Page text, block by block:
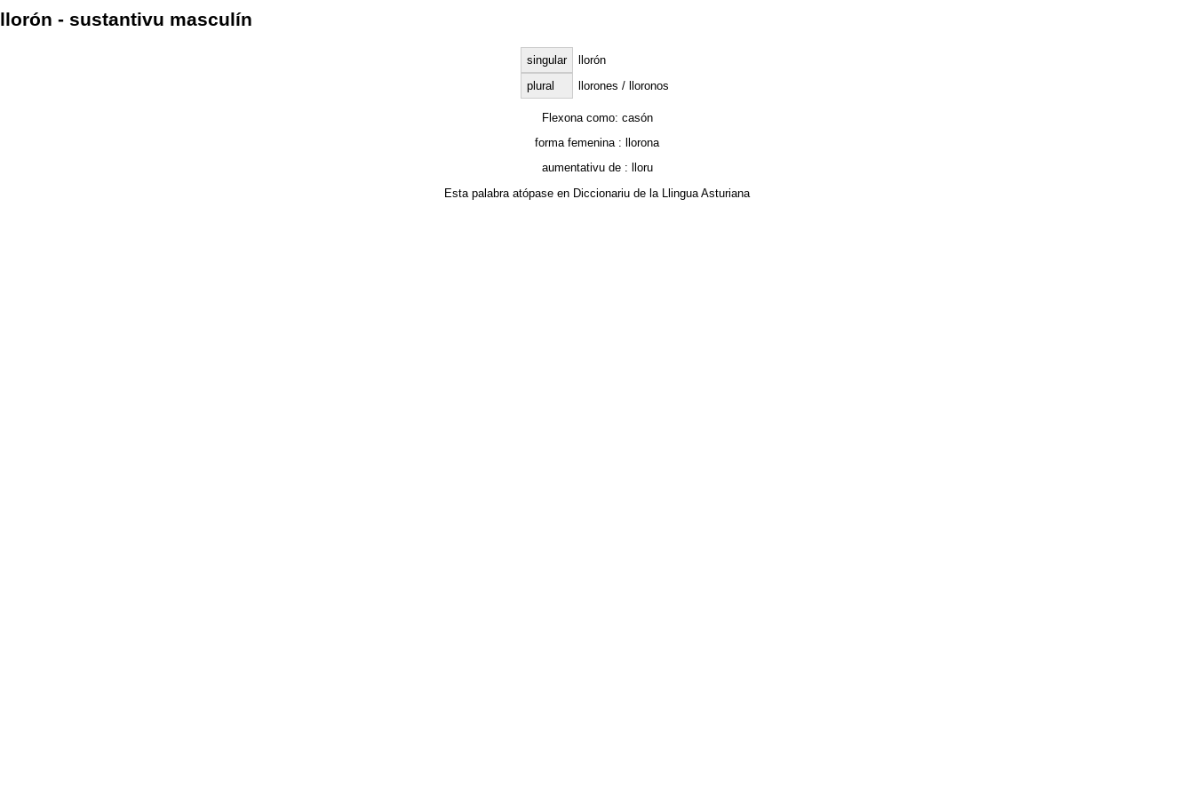
llorón - sustantivu masculín
singular
llorón
plural
llorones / lloronos
Flexona como: casón
forma femenina :
llorona
aumentativu de :
lloru
Esta palabra atópase en Diccionariu de la Llingua Asturiana